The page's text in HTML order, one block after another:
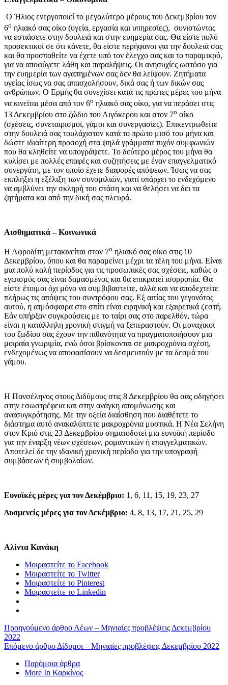
Ο Ήλιος ενεργοποιεί το μεγαλύτερο μέρους του Δεκεμβρίου τον
6ο ηλιακό σας οίκο (υγεία, εργασία και υπηρεσίες), συνιστώντας
να εστιάσετε στην δουλειά και στην ευημερία σας. Θα είστε πολύ
προσεκτικοί σε ότι κάνετε, θα είστε περήφανοι για την δουλειά σας
και θα προσπαθείτε να έχετε υπό τον έλεγχο σας και το παραμικρό,
για να αποφύγετε λάθη και παραλήψεις. Οι ανησυχίες ωστόσο για
την ευημερία των αγαπημένων σας δεν θα λείψουν. Ζητήματα
υγείας ίσως να σας απασχολήσουν, δικά σας ή των δικών σας
ανθρώπων. Ο Ερμής θα συνεχίσει κατά τις πρώτες μέρες του μήνα
να κινείται μέσα από τον 6ο ηλιακό σας οίκο, για να περάσει στις
13 Δεκεμβρίου στο ζώδιο του Αιγόκερου και στον 7ο οίκο
(σχέσεις, συνεταιρισμοί, γάμοι και συνεργασίες). Επικεντρωθείτε
στην δουλειά σας τουλάχιστον κατά το πρώτο μισό του μήνα και
δώστε ιδιαίτερη προσοχή στα ψηλά γράμματα τυχόν συμφωνιών
που θα κληθείτε να υπογράψετε. Το δεύτερο μέρος του μήνα θα
κυλίσει με πολλές επαφές και συζητήσεις με έναν επαγγελματικό
συνεργάτη, με τον οποίο έχετε διαφορές απόψεων. Ίσως να σας
εκπλήξει η εξέλιξη των συνομιλιών, γιατί υπάρχει το ενδεχόμενο
να αμβλύνει την σκληρή του στάση και να θελήσει να δει τα
ζητήματα και από την δική σας πλευρά.
Αισθηματικά – Κοινωνικά
Η Αφροδίτη μετακινείται στον 7ο ηλιακό σας οίκο στις 10
Δεκεμβρίου, όπου και θα παραμείνει μέχρι τα τέλη του μήνα. Είναι
μια πολύ καλή περίοδος για τις προσωπικές σας σχέσεις, καθώς ο
εγωισμός σας είναι δαμασμένος και θα επικρατεί ισορροπία. Θα
είστε έτοιμοι όχι μόνο να συμβιβαστείτε, αλλά και να αποδεχτείτε
πλήρως τις απόψεις του συντρόφου σας. Εξ αιτίας του γεγονότος
αυτού, η ατμόσφαιρα στο σπίτι είναι ειρηνική και εξαιρετικά ζεστή.
Εάν υπήρξαν συγκρούσεις με το ταίρι σας στο παρελθόν, τώρα
είναι η κατάλληλη χρονική στιγμή να ξεπεραστούν. Οι μοναχικοί
του ζωδίου σας έχουν την πιθανότητα να πραγματοποιήσουν μια
μοιραία γνωριμία, ενώ όσοι βρίσκονται σε μακροχρόνια σχέση,
ενδεχομένως να αποφασίσουν να δεσμευτούν με τα δεσμά του
γάμου.
Η Πανσέληνος στους Διδύμους στις 8 Δεκεμβρίου θα σας οδηγήσει
στην εσωστρέφεια και στην ανάγκη απομόνωσης και
ανασυγκρότησης. Με την οξεία διαίσθηση που διαθέτετε το
διάστημα αυτό ανακαλύπτετε μακροχρόνια μυστικά. Η Νέα Σελήνη
στον Κριό στις 23 Δεκεμβρίου σηματοδοτεί μια ευνοϊκή περίοδο
για την έναρξη νέων σχέσεων, ρομαντικών ή επαγγελματικών.
Αποτελεί δε την ιδανική χρονική περίοδο για την υπογραφή
συμβάσεων ή συμβολαίων.
Ευνοϊκές μέρες για τον Δεκέμβριο: 1, 6, 11, 15, 19, 23, 27
Δυσμενείς μέρες για τον Δεκέμβριο: 4, 8, 13, 17, 21, 25, 29
Αλίντα Κανάκη
Μοιραστείτε το Facebook
Μοιραστείτε το Twitter
Μοιραστείτε το Pinterest
Μοιραστείτε το Linkedin
Προηγούμενο άρθρο Λέων – Μηνιαίες προβλέψεις Δεκεμβρίου
2022
Επόμενο άρθρο Δίδυμοι – Μηνιαίες προβλέψεις Δεκεμβρίου 2022
Παρόμοια άρθρα
More In Καρκίνος